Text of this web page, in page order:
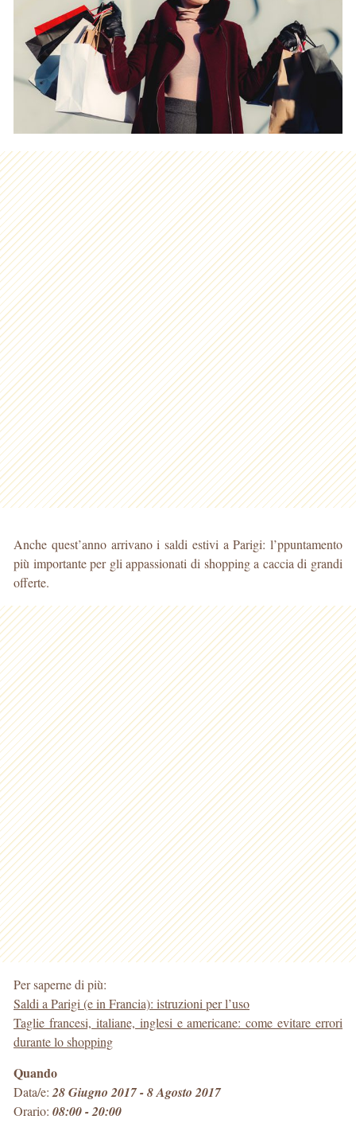
Anche quest’anno arrivano i saldi estivi a Parigi: l’ppuntamento
più importante per gli appassionati di shopping a caccia di grandi
offerte.
Per saperne di più:
Saldi a Parigi (e in Francia): istruzioni per l’uso
Taglie francesi, italiane, inglesi e americane: come evitare errori
durante lo shopping
Quando
Data/e: 28 Giugno 2017 - 8 Agosto 2017
Orario: 08:00 - 20:00